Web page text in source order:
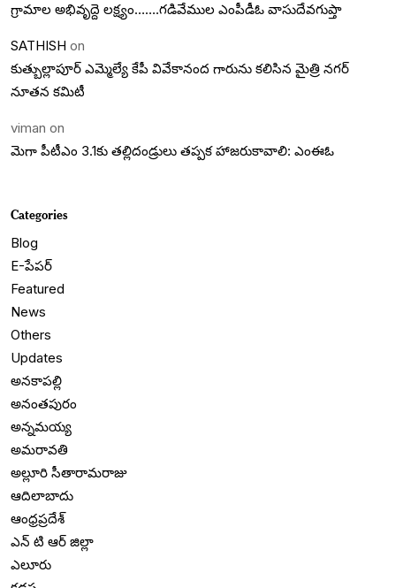
గ్రామాల అభివృద్దె లక్ష్యం…….గడివేముల ఎంపీడీఓ వాసుదేవగుప్తా
SATHISH on
కుత్బుల్లాపూర్ ఎమ్మెల్యే కేపీ వివేకానంద గారును కలిసిన మైత్రి నగర్
నూతన కమిటీ
viman on
మెగా పీటీఎం 3.1కు తల్లిదండ్రులు తప్పక హాజరుకావాలి: ఎంఈఓ
Categories
Blog
E-పేపర్
Featured
News
Others
Updates
అనకాపల్లి
అనంతపురం
అన్నమయ్య
అమరావతి
అల్లూరి సీతారామరాజు
ఆదిలాబాదు
ఆంధ్రప్రదేశ్
ఎన్ టి ఆర్ జిల్లా
ఎలూరు